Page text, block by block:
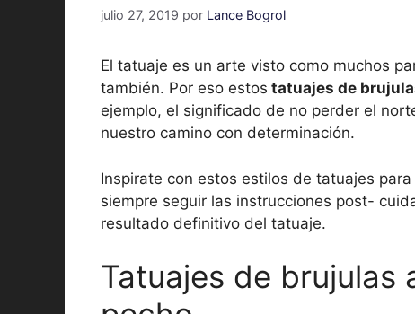
julio 27, 2019 por Lance Bogrol
El tatuaje es un arte visto como muchos
también. Por eso estos tatuajes de
ejemplo, el significado de no perder el
nuestro camino con determinación.
Inspirate con estos estilos de tatuajes
siempre seguir las instrucciones post-
resultado definitivo del tatuaje.
Tatuajes de brujulas